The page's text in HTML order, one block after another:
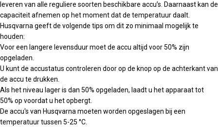
leveren van alle reguliere soorten beschikbare accu’s. Daarnaast kan de
capaciteit afnemen op het moment dat de temperatuur daalt.
Husqvarna geeft de volgende tips om dit zo minimaal mogelijk te
houden:
Voor een langere levensduur moet de accu altijd voor 50% zijn
opgeladen.
U kunt de accustatus controleren door op de knop op de achterkant van
de accu te drukken.
Als het niveau lager is dan 50% opgeladen, laadt u het apparaat tot
50% op voordat u het opbergt.
De accu's van Husqvarna moeten worden opgeslagen bij een
temperatuur tussen 5-25 °C.